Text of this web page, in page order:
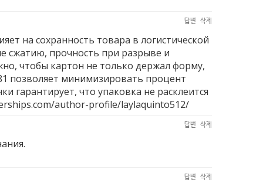
답변 삭제
на сохранность товара в логистической
сжатию, прочность при разрыве и
чтобы картон не только держал форму,
позволяет минимизировать процент
гарантирует, что упаковка не расклеится
author-profile/laylaquinto512/
답변 삭제
답변 삭제